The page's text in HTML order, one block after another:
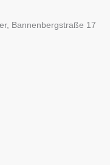
Bannenbergstraße 17